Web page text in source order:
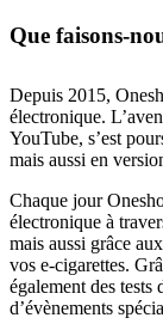
Que faisons-
Depuis 2015,
électronique.
YouTube, s’est
mais aussi en
Chaque jour
électronique à
mais aussi grâce
vos e-cigarettes.
également des
d’évènements